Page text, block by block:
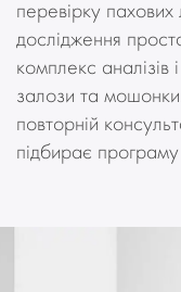
перевірку пахових
дослідження
комплекс
залози та
повторній
підбирає програму